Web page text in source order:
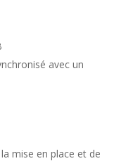
avec un
mise en place et de